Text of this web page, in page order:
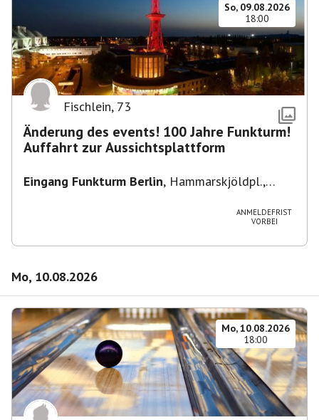
So, 09.08.2026
18:00
Fischlein, 73
Änderung des events! 100 Jahre Funkturm!
Auffahrt zur Aussichtsplattform
Eingang Funkturm Berlin, Hammarskjöldpl.,
ANMELDEFRIST
VORBEI
Mo, 10.08.2026
Mo, 10.08.2026
18:00